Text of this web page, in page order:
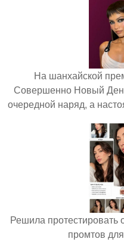
На шанхайской
Совершенно Новый
очередной наряд, а
Решила протестировать
промтов